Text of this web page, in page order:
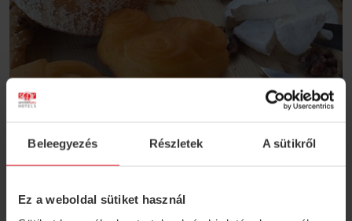
Beleegyezés Részletek A sütikről
Ez a weboldal sütiket használ